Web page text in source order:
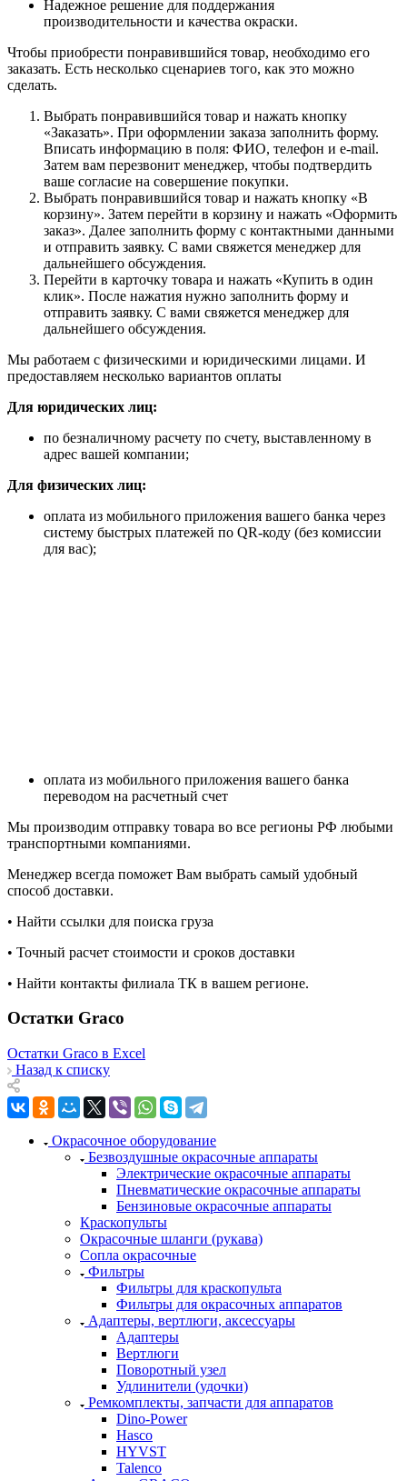
Надежное решение для поддержания
производительности и качества окраски.
Чтобы приобрести понравившийся товар, необходимо его
заказать. Есть несколько сценариев того, как это можно
сделать.
Выбрать понравившийся товар и нажать кнопку
«Заказать». При оформлении заказа заполнить форму.
Вписать информацию в поля: ФИО, телефон и e-mail.
Затем вам перезвонит менеджер, чтобы подтвердить
ваше согласие на совершение покупки.
Выбрать понравившийся товар и нажать кнопку «В
корзину». Затем перейти в корзину и нажать «Оформить
заказ». Далее заполнить форму с контактными данными
и отправить заявку. С вами свяжется менеджер для
дальнейшего обсуждения.
Перейти в карточку товара и нажать «Купить в один
клик». После нажатия нужно заполнить форму и
отправить заявку. С вами свяжется менеджер для
дальнейшего обсуждения.
Мы работаем с физическими и юридическими лицами. И
предоставляем несколько вариантов оплаты
Для юридических лиц:
по безналичному расчету по счету, выставленному в
адрес вашей компании;
Для физических лиц:
оплата из мобильного приложения вашего банка через
систему быстрых платежей по QR-коду (без комиссии
для вас);
оплата из мобильного приложения вашего банка
переводом на расчетный счет
Мы производим отправку товара во все регионы РФ любыми
транспортными компаниями.
Менеджер всегда поможет Вам выбрать самый удобный
способ доставки.
• Найти ссылки для поиска груза
• Точный расчет стоимости и сроков доставки
• Найти контакты филиала ТК в вашем регионе.
Остатки Graco
Остатки Graco в Excel
Назад к списку
Окрасочное оборудование
Безвоздушные окрасочные аппараты
Электрические окрасочные аппараты
Пневматические окрасочные аппараты
Бензиновые окрасочные аппараты
Краскопульты
Окрасочные шланги (рукава)
Сопла окрасочные
Фильтры
Фильтры для краскопульта
Фильтры для окрасочных аппаратов
Адаптеры, вертлюги, аксессуары
Адаптеры
Вертлюги
Поворотный узел
Удлинители (удочки)
Ремкомплекты, запчасти для аппаратов
Dino-Power
Hasco
HYVST
Talenco